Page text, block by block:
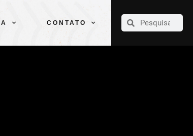
CONTATO